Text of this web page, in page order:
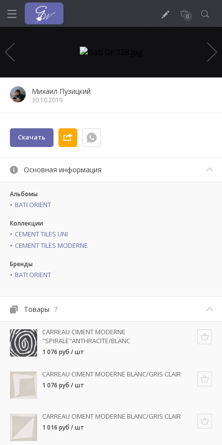
0
Михаил Пузицкий
30.10.2019
Скачать
Основная информация
Альбомы
BATI ORIENT
Коллекции
CEMENT TILES UNI
CEMENT TILES MODERNE
Бренды
BATI ORIENT
Товары 7
CARREAU CIMENT MODERNE
"SPIRALE"ANTHRACITE/BLANC
1 076 руб / шт
CARREAU CIMENT MODERNE BLANC/GRIS CLAIR
1 076 руб / шт
CARREAU CIMENT MODERNE BLANC/GRIS CLAIR
1 016 руб / шт